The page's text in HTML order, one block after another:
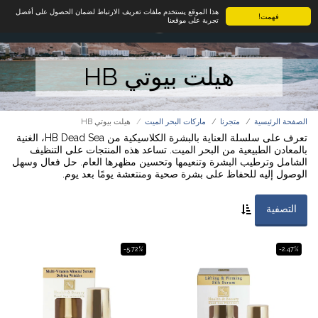
فهمت!
هذا الموقع يستخدم ملفات تعريف الارتباط لضمان الحصول على أفضل
تجربة على موقعنا
هيلت بيوتي HB
الصفحة الرئيسية متجرنا ماركات البحر الميت هيلت بيوتي HB
تعرف على سلسلة العناية بالبشرة الكلاسيكية من HB Dead Sea، الغنية
بالمعادن الطبيعية من البحر الميت. تساعد هذه المنتجات على التنظيف
الشامل وترطيب البشرة وتنعيمها وتحسين مظهرها العام. حل فعال وسهل
الوصول إليه للحفاظ على بشرة صحية ومنتعشة يومًا بعد يوم.
التصفية
-2.47%
-5.72%